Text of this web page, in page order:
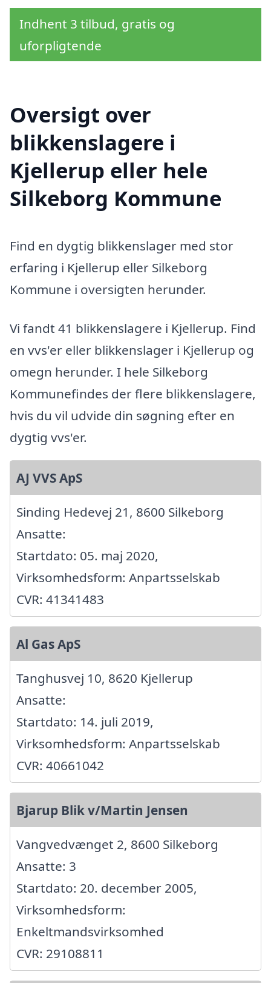
Indhent 3 tilbud, gratis og
uforpligtende
Oversigt over
blikkenslagere i
Kjellerup eller hele
Silkeborg Kommune
Find en dygtig blikkenslager med stor
erfaring i Kjellerup eller Silkeborg
Kommune i oversigten herunder.
Vi fandt 41 blikkenslagere i Kjellerup. Find
en vvs'er eller blikkenslager i Kjellerup og
omegn herunder. I hele Silkeborg
Kommunefindes der flere blikkenslagere,
hvis du vil udvide din søgning efter en
dygtig vvs'er.
AJ VVS ApS
Sinding Hedevej 21, 8600 Silkeborg
Ansatte:
Startdato: 05. maj 2020,
Virksomhedsform: Anpartsselskab
CVR: 41341483
Al Gas ApS
Tanghusvej 10, 8620 Kjellerup
Ansatte:
Startdato: 14. juli 2019,
Virksomhedsform: Anpartsselskab
CVR: 40661042
Bjarup Blik v/Martin Jensen
Vangvedvænget 2, 8600 Silkeborg
Ansatte: 3
Startdato: 20. december 2005,
Virksomhedsform:
Enkeltmandsvirksomhed
CVR: 29108811